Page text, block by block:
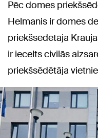
Pēc domes
Helmanis ir domes
priekšsēdētāja
ir iecelts civilās
priekšsēdētāja